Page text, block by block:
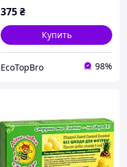
375₴
Купить
EcoTopBro 98%